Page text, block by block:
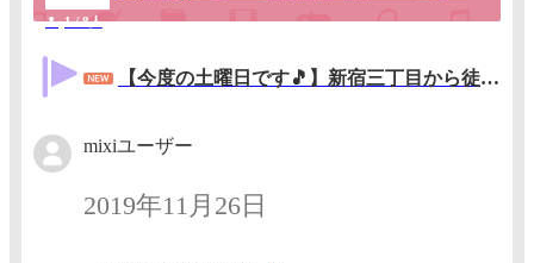
1 / 8人
【今度の土曜日です🎵】新宿三丁目から徒歩５分 ４０歳以上で懐かしの８０年代マンガ・アニメ好き集まれ～😃
mixiユーザー
2019年11月26日